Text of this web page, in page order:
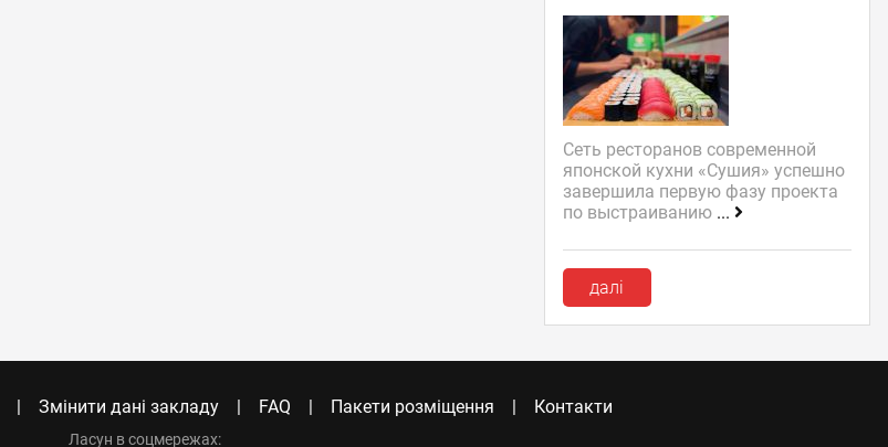
Сеть ресторанов современной
японской кухни «Сушия» успешно
завершила первую фазу проекта
по выстраиванию ...
далі
Змінити дані закладу FAQ Пакети розміщення Контакти
Ласун в соцмережах: